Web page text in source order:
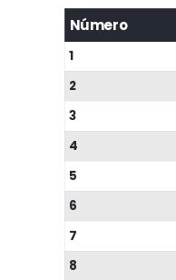
Número
1
2
3
4
5
6
7
8